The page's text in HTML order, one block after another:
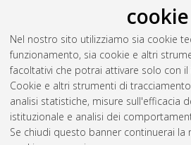
cookie
Nel nostro sito utilizziamo sia cookie
funzionamento, sia cookie e altri
facoltativi che potrai attivare solo con
Cookie e altri strumenti di
analisi statistiche, misure sull'efficacia
istituzionale e analisi dei
Se chiudi questo banner continuerai la
Constraint Programming for HPC
Università di Bologna, Corso di
DM270], Documento ad accesso
Questa lista e' stata generata il